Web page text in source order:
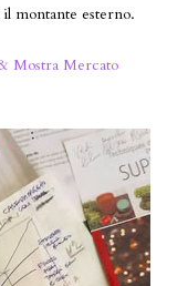
montante esterno.
Mostra Mercato